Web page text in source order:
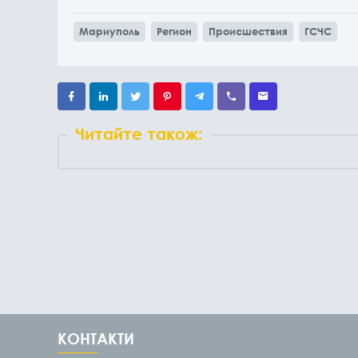
Мариуполь Регион Происшествия ГСЧС
Читайте також:
КОНТАКТИ